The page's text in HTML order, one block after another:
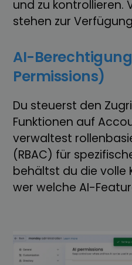
und zu kontrollieren.
stehen zur
AI-
Permissions)
Du steuerst den
Funktionen auf
verwaltest
(RBAC) für
behältst du die volle
wer welche AI-